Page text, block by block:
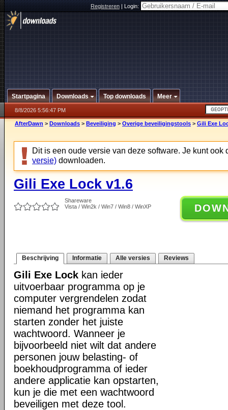
Registreren|Login:
Startpagina Downloads Top downloads Meer
8/8/2026 5:56:47 PM
AfterDawn > Downloads > Beveiliging > Overige beveiligingstools > Gili Exe
Dit is een oude versie van deze software. Je kunt ook
versie) downloaden.
Gili Exe Lock v1.6
Shareware
Vista / Win2k / Win7 / Win8 / WinXP
Beschrijving Informatie Alle versies Reviews
Gili Exe Lock kan ieder
uitvoerbaar programma op je
computer vergrendelen zodat
niemand het programma kan
starten zonder het juiste
wachtwoord. Wanneer je
bijvoorbeeld niet wilt dat andere
personen jouw belasting- of
boekhoudprogramma of ieder
andere applicatie kan opstarten,
kun je die met een wachtwoord
beveiligen met deze tool.